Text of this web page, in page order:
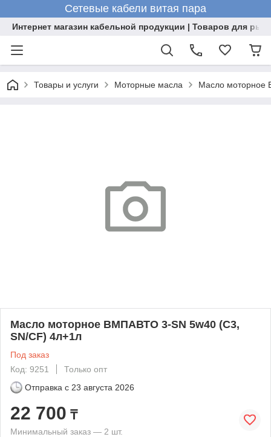
Сетевые кабели витая пара
Интернет магазин кабельной продукции | Товаров для
Товары и услуги Моторные масла Масло моторное
Масло моторное ВМПАВТО 3-SN 5w40 (С3,
SN/CF) 4л+1л
Под заказ
Код: 9251
Только опт
Отправка с 23 августа 2026
22 700 ₸
Минимальный заказ — 2 шт.